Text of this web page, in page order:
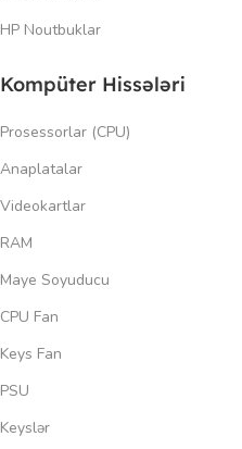
HP Noutbuklar
Kompüter Hissələri
Prosessorlar (CPU)
Anaplatalar
Videokartlar
RAM
Maye Soyuducu
CPU Fan
Keys Fan
PSU
Keyslər